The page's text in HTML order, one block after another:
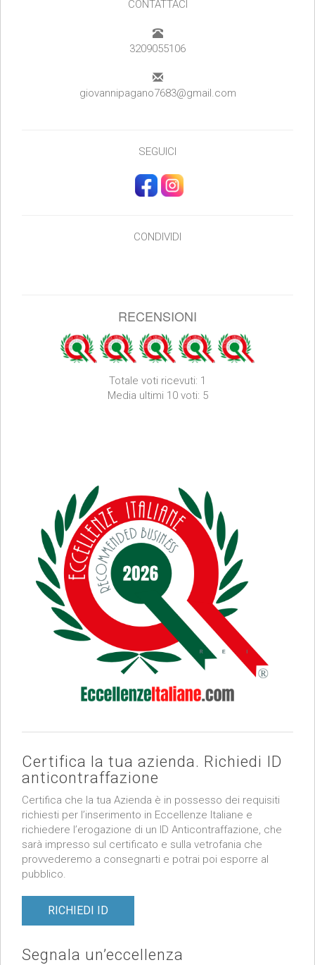
CONTATTACI
3209055106
giovannipagano7683@gmail.com
SEGUICI
CONDIVIDI
RECENSIONI
Totale voti ricevuti: 1
Media ultimi 10 voti: 5
Certifica la tua azienda. Richiedi ID
anticontraffazione
Certifica che la tua Azienda è in possesso dei requisiti
richiesti per l’inserimento in Eccellenze Italiane e
richiedere l’erogazione di un ID Anticontraffazione, che
sarà impresso sul certificato e sulla vetrofania che
provvederemo a consegnarti e potrai poi esporre al
pubblico.
RICHIEDI ID
Segnala un’eccellenza